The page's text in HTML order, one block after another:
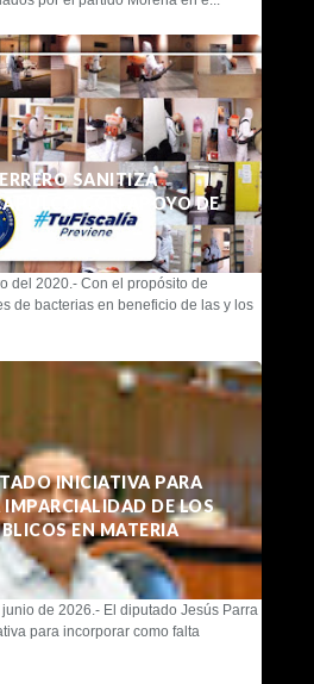
SANITIZA
CON APOYO DE
del 2020.- Con el propósito de
de bacterias en beneficio de las y los
INICIATIVA PARA
IMPARCIALIDAD DE LOS
EN MATERIA
de 2026.- El diputado Jesús Parra
para incorporar como falta